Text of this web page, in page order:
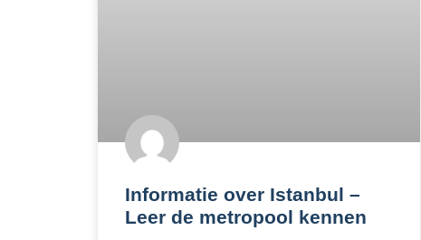
Informatie over Istanbul –
Leer de metropool kennen